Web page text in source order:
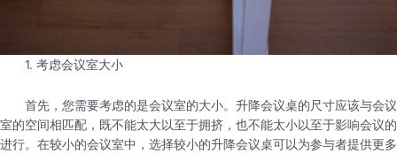
1. 考虑会议室大小
首先，您需要考虑的是会议室的大小。升降会议桌的尺寸应该与会议
室的空间相匹配，既不能太大以至于拥挤，也不能太小以至于影响会议的
进行。在较小的会议室中，选择较小的升降会议桌可以为参与者提供更多